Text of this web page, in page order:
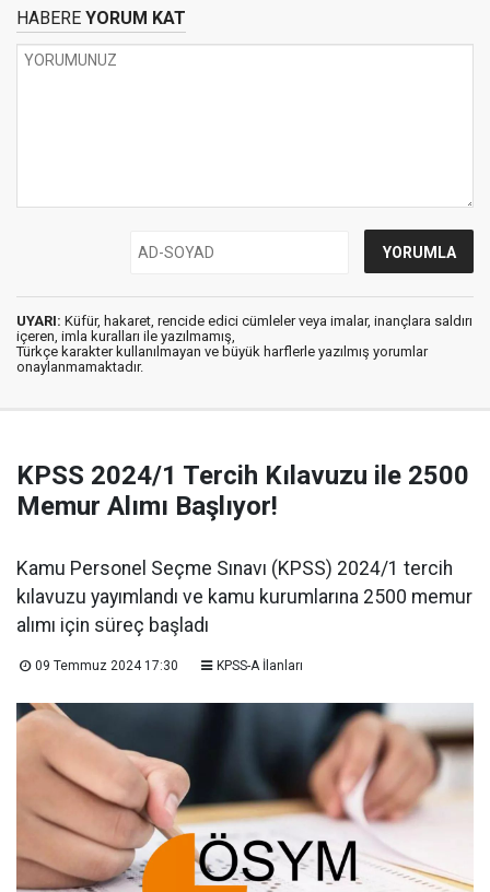
HABERE YORUM KAT
UYARI: Küfür, hakaret, rencide edici cümleler veya imalar, inançlara saldırı
içeren, imla kuralları ile yazılmamış,
Türkçe karakter kullanılmayan ve büyük harflerle yazılmış yorumlar
onaylanmamaktadır.
KPSS 2024/1 Tercih Kılavuzu ile 2500
Memur Alımı Başlıyor!
Kamu Personel Seçme Sınavı (KPSS) 2024/1 tercih
kılavuzu yayımlandı ve kamu kurumlarına 2500 memur
alımı için süreç başladı
09 Temmuz 2024 17:30 KPSS-A İlanları